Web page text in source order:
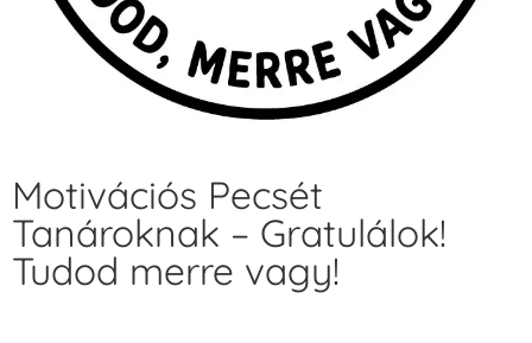
Motivációs Pecsét
Tanároknak – Gratulálok!
Tudod merre vagy!